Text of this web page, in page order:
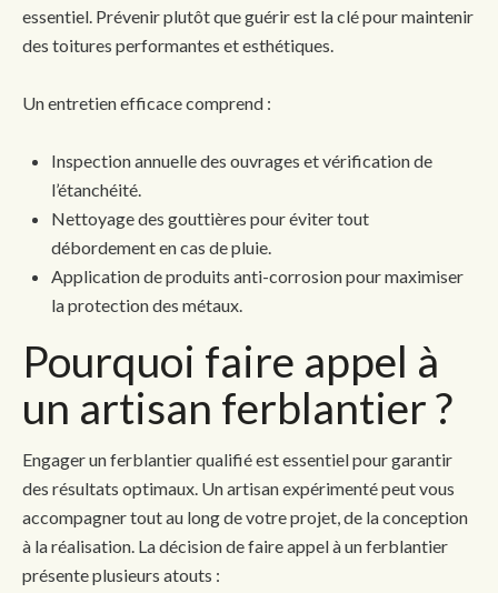
essentiel. Prévenir plutôt que guérir est la clé pour maintenir
des toitures performantes et esthétiques.
Un entretien efficace comprend :
Inspection annuelle des ouvrages et vérification de
l’étanchéité.
Nettoyage des gouttières pour éviter tout
débordement en cas de pluie.
Application de produits anti-corrosion pour maximiser
la protection des métaux.
Pourquoi faire appel à
un artisan ferblantier ?
Engager un ferblantier qualifié est essentiel pour garantir
des résultats optimaux. Un artisan expérimenté peut vous
accompagner tout au long de votre projet, de la conception
à la réalisation. La décision de faire appel à un ferblantier
présente plusieurs atouts :